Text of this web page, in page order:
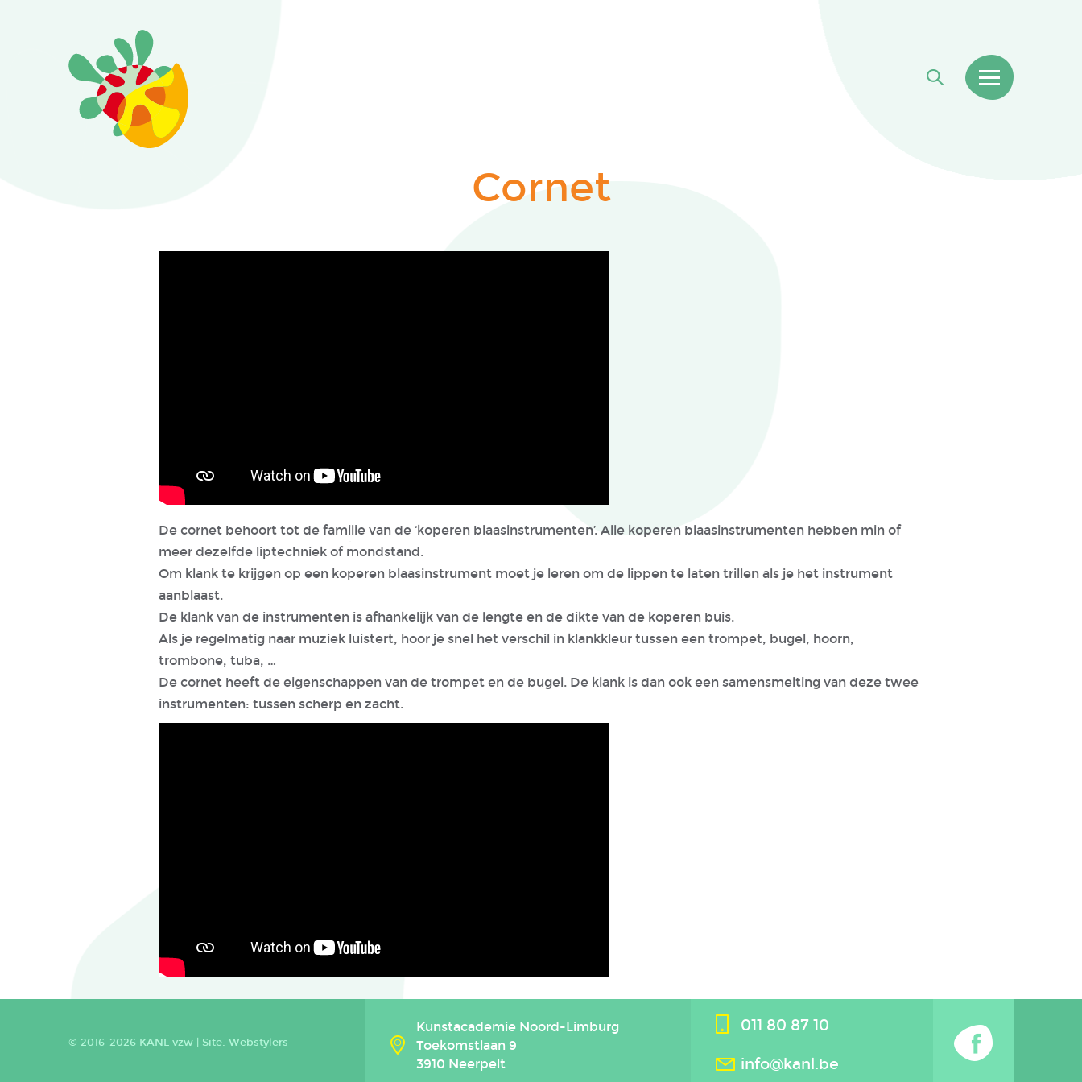
Cornet
De cornet behoort tot de familie van de ‘koperen blaasinstrumenten’. Alle koperen blaasinstrumenten hebben min of
meer dezelfde liptechniek of mondstand.
Om klank te krijgen op een koperen blaasinstrument moet je leren om de lippen te laten trillen als je het instrument
aanblaast.
De klank van de instrumenten is afhankelijk van de lengte en de dikte van de koperen buis.
Als je regelmatig naar muziek luistert, hoor je snel het verschil in klankkleur tussen een trompet, bugel, hoorn,
trombone, tuba, …
De cornet heeft de eigenschappen van de trompet en de bugel. De klank is dan ook een samensmelting van deze twee
instrumenten: tussen scherp en zacht.
© 2016-2026 KANL vzw | Site: Webstylers
Kunstacademie Noord-Limburg
Toekomstlaan 9
3910 Neerpelt
011 80 87 10
info@kanl.be